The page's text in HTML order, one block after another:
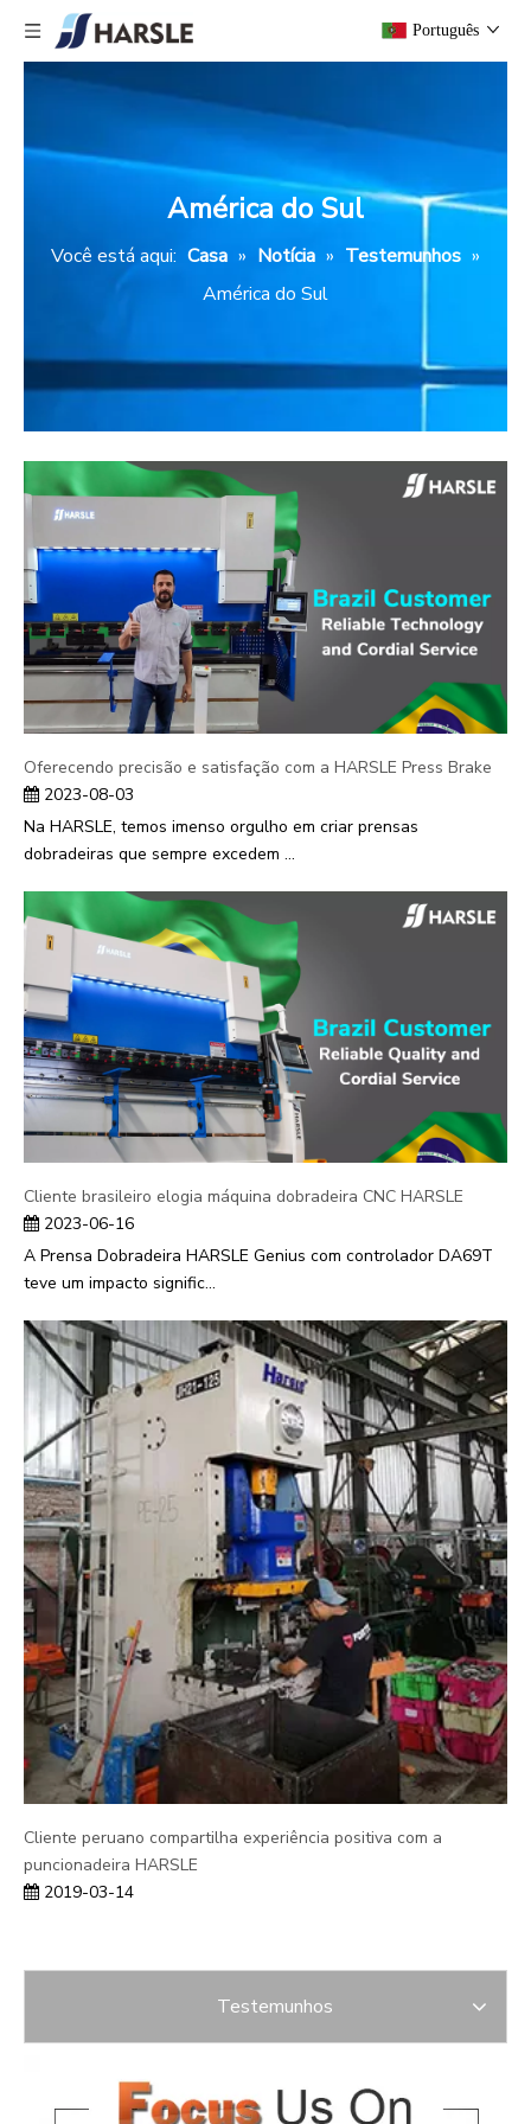
Português
América do Sul
Você está aqui: Casa » Notícia » Testemunhos »
América do Sul
Oferecendo precisão e satisfação com a HARSLE Press Brake
2023-08-03
Na HARSLE, temos imenso orgulho em criar prensas
dobradeiras que sempre excedem ...
Cliente brasileiro elogia máquina dobradeira CNC HARSLE
2023-06-16
A Prensa Dobradeira HARSLE Genius com controlador DA69T
teve um impacto signific...
Cliente peruano compartilha experiência positiva com a
puncionadeira HARSLE
2019-03-14
Testemunhos